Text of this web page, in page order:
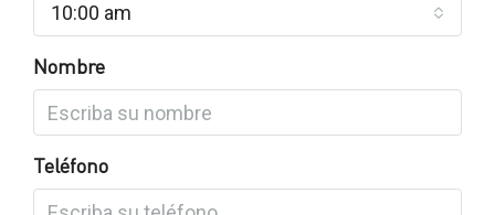
10:00 am
Nombre
Teléfono